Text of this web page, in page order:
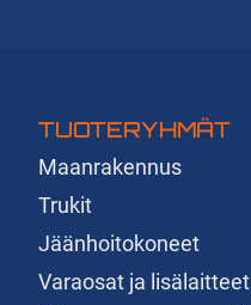
TUOTERYHMÄT
Maanrakennus
Trukit
Jäänhoitokoneet
Varaosat ja lisälaitteet